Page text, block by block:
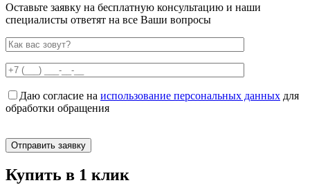
Оставьте заявку на бесплатную консультацию и наши
специалисты ответят на все Ваши вопросы
Даю согласие на использование персональных данных для
обработки обращения
Купить в 1 клик